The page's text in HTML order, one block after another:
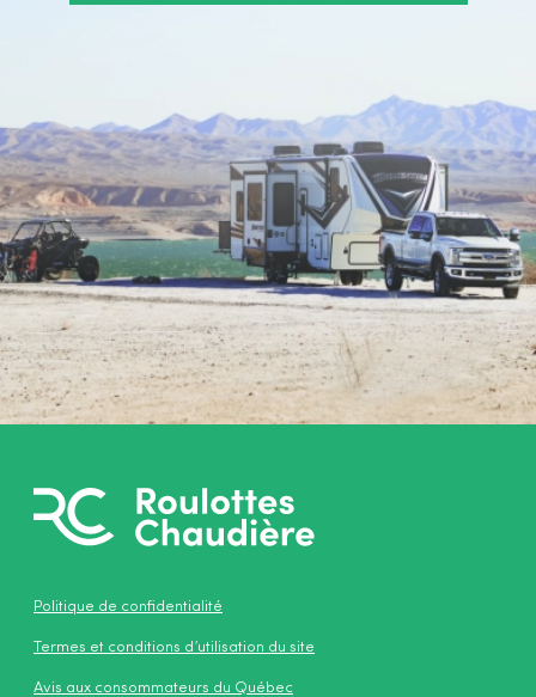
Politique de confidentialité
Termes et conditions d’utilisation du site
Avis aux consommateurs du Québec